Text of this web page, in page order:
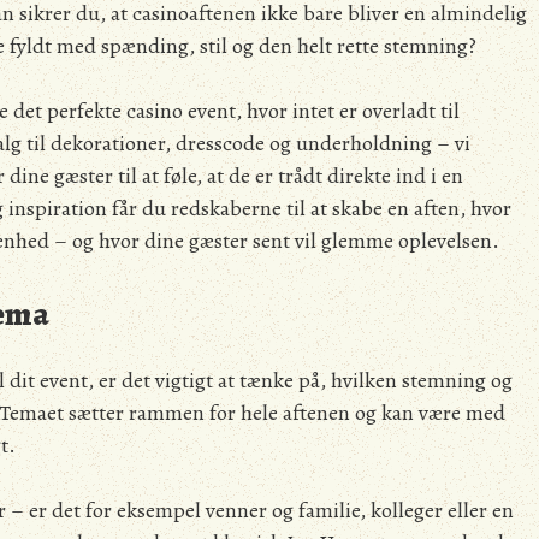
sikrer du, at casinoaftenen ikke bare bliver en almindelig
fyldt med spænding, stil og den helt rette stemning?
perfekte casino event, hvor intet er overladt til
til dekorationer, dresscode og underholdning – vi
dine gæster til at føle, at de er trådt direkte ind i en
inspiration får du redskaberne til at skabe en aften, hvor
– og hvor dine gæster sent vil glemme oplevelsen.
event, er det vigtigt at tænke på, hvilken stemning og
sætter rammen for hele aftenen og kan være med
er det for eksempel venner og familie, kolleger eller en